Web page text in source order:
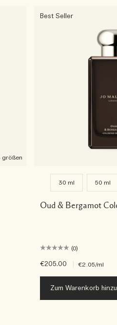
größen
Best Seller
30 ml 50 ml
Oud & Bergamot
(0)
€205.00 €2.05/ml
Zum Warenkorb